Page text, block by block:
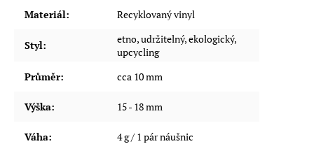
Materiál: Recyklovaný vinyl
Styl:
etno, udržitelný, ekologický,
upcycling
Průměr: cca 10 mm
Výška: 15 - 18 mm
Váha: 4 g / 1 pár náušnic